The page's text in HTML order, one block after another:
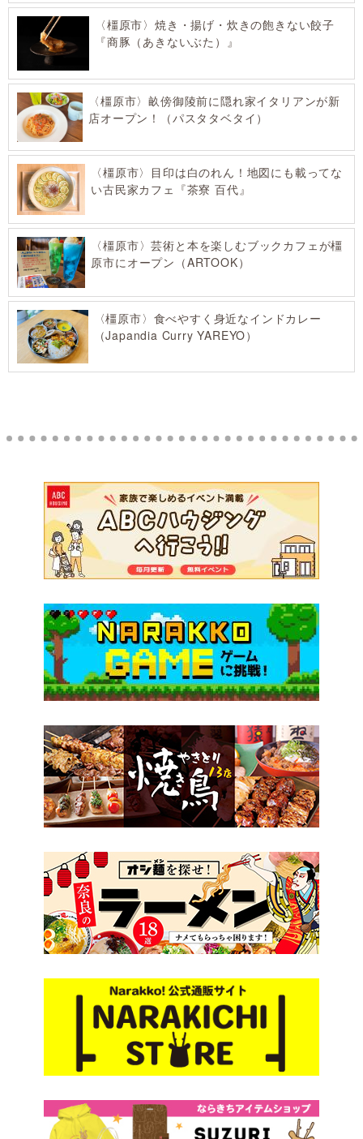
〈橿原市〉焼き・揚げ・炊きの飽きない餃子
『商豚（あきないぶた）』
〈橿原市〉畝傍御陵前に隠れ家イタリアンが新
店オープン！（パスタタベタイ）
〈橿原市〉目印は白のれん！地図にも載ってな
い古民家カフェ『茶寮 百代』
〈橿原市〉芸術と本を楽しむブックカフェが橿
原市にオープン（ARTOOK）
〈橿原市〉食べやすく身近なインドカレー
（Japandia Curry YAREYO）